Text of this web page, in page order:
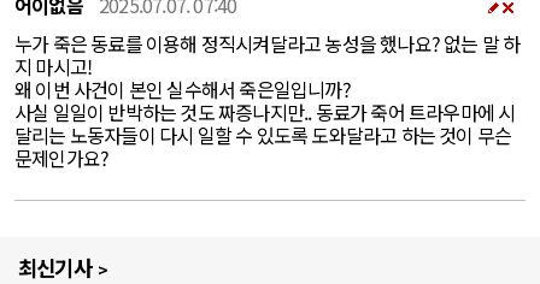
누가 죽은 동료를 이용해 정직시켜달라고 농성을 했나요? 없는 말 하
지 마시고!
왜 이번 사건이 본인 실수해서 죽은일입니까?
사실 일일이 반박하는 것도 짜증나지만.. 동료가 죽어 트라우마에 시
달리는 노동자들이 다시 일할 수 있도록 도와달라고 하는 것이 무슨
문제인가요?
최신기사